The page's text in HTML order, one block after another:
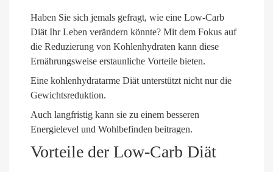
Haben Sie sich jemals gefragt, wie eine Low-Carb
Diät Ihr Leben verändern könnte? Mit dem Fokus auf
die Reduzierung von Kohlenhydraten kann diese
Ernährungsweise erstaunliche Vorteile bieten.
Eine kohlenhydratarme Diät unterstützt nicht nur die
Gewichtsreduktion.
Auch langfristig kann sie zu einem besseren
Energielevel und Wohlbefinden beitragen.
Vorteile der Low-Carb Diät